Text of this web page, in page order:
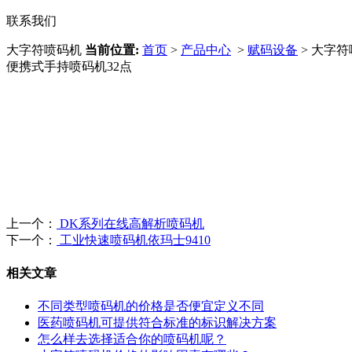
联系我们
大字符喷码机 当前位置: 首页 > 产品中心 > 赋码设备 > 大字符
便携式手持喷码机32点
上一个：
DK系列在线高解析喷码机
下一个：
工业快速喷码机依玛士9410
相关文章
不同类型喷码机的价格是否便宜定义不同
医药喷码机可提供符合标准的标识解决方案
怎么样去选择适合你的喷码机呢？